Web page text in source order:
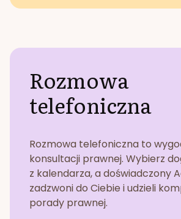
Rozmowa
telefoniczna
Rozmowa telefoniczna to
konsultacji prawnej. Wybierz
z kalendarza, a doświadczony
zadzwoni do Ciebie i udzieli
porady prawnej.